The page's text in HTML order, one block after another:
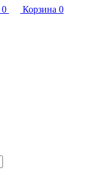
0 Корзина 0